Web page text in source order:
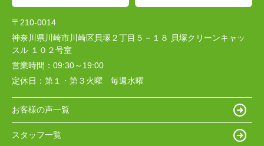
〒210-0014
神奈川県川崎市川崎区貝塚２丁目５－１８ 貝塚クリーンキャッ
スル １０２号室
営業時間： 09:30～19:00
定休日： 第１・第３火曜 毎週水曜
お客様の声一覧
スタッフ一覧